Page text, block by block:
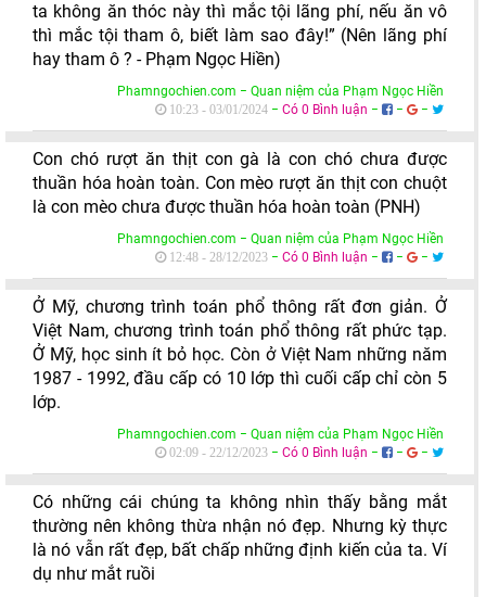
ta không ăn thóc này thì mắc tội lãng phí, nếu ăn vô
thì mắc tội tham ô, biết làm sao đây!” (Nên lãng phí
hay tham ô ? - Phạm Ngọc Hiền)
Phamngochien.com − Quan niệm của Phạm Ngọc Hiền
10:23 - 03/01/2024 − Có 0 Bình luận − − −
Con chó rượt ăn thịt con gà là con chó chưa được
thuần hóa hoàn toàn. Con mèo rượt ăn thịt con chuột
là con mèo chưa được thuần hóa hoàn toàn (PNH)
Phamngochien.com − Quan niệm của Phạm Ngọc Hiền
12:48 - 28/12/2023 − Có 0 Bình luận − − −
Ở Mỹ, chương trình toán phổ thông rất đơn giản. Ở
Việt Nam, chương trình toán phổ thông rất phức tạp.
Ở Mỹ, học sinh ít bỏ học. Còn ở Việt Nam những năm
1987 - 1992, đầu cấp có 10 lớp thì cuối cấp chỉ còn 5
lớp.
Phamngochien.com − Quan niệm của Phạm Ngọc Hiền
02:09 - 22/12/2023 − Có 0 Bình luận − − −
Có những cái chúng ta không nhìn thấy bằng mắt
thường nên không thừa nhận nó đẹp. Nhưng kỳ thực
là nó vẫn rất đẹp, bất chấp những định kiến của ta. Ví
dụ như mắt ruồi